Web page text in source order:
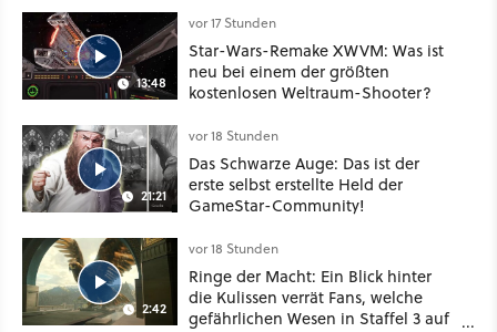
13:48
vor 17 Stunden
Star-Wars-Remake XWVM: Was ist
neu bei einem der größten
kostenlosen Weltraum-Shooter?
21:21
vor 18 Stunden
Das Schwarze Auge: Das ist der
erste selbst erstellte Held der
GameStar-Community!
2:42
vor 18 Stunden
Ringe der Macht: Ein Blick hinter
die Kulissen verrät Fans, welche
gefährlichen Wesen in Staffel 3 auf